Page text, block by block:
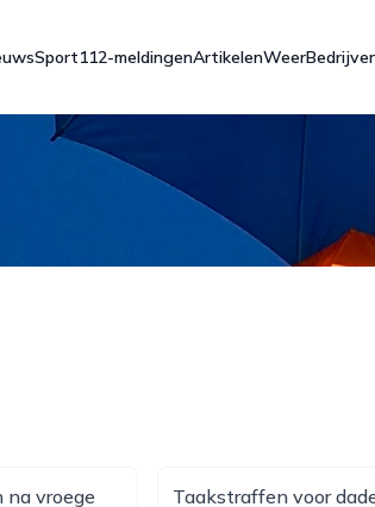
Sport112-meldingenArtikelenWeer
na vroege
Taakstraffen voor